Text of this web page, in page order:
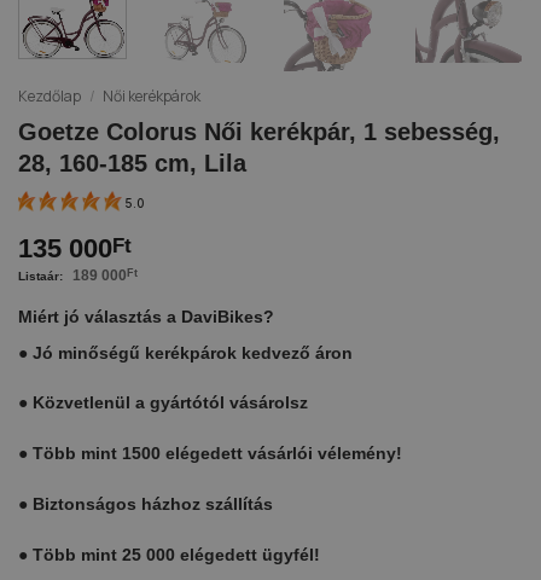
Kezdőlap / Női kerékpárok
Goetze Colorus Női kerékpár, 1 sebesség,
28, 160-185 cm, Lila
5.0
135 000Ft
189 000 Ft
Miért jó választás a DaviBikes?
● Jó minőségű kerékpárok kedvező áron
● Közvetlenül a gyártótól vásárolsz
● Több mint 1500 elégedett vásárlói vélemény!
● Biztonságos házhoz szállítás
● Több mint 25 000 elégedett ügyfél!